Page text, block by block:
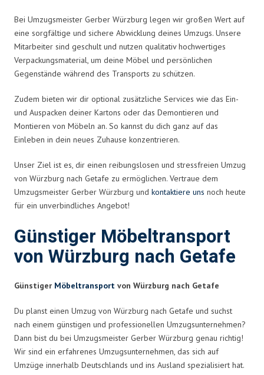
Bei Umzugsmeister Gerber Würzburg legen wir großen Wert auf
eine sorgfältige und sichere Abwicklung deines Umzugs. Unsere
Mitarbeiter sind geschult und nutzen qualitativ hochwertiges
Verpackungsmaterial, um deine Möbel und persönlichen
Gegenstände während des Transports zu schützen.
Zudem bieten wir dir optional zusätzliche Services wie das Ein-
und Auspacken deiner Kartons oder das Demontieren und
Montieren von Möbeln an. So kannst du dich ganz auf das
Einleben in dein neues Zuhause konzentrieren.
Unser Ziel ist es, dir einen reibungslosen und stressfreien Umzug
von Würzburg nach Getafe zu ermöglichen. Vertraue dem
Umzugsmeister Gerber Würzburg und kontaktiere uns noch heute
für ein unverbindliches Angebot!
Günstiger Möbeltransport
von Würzburg nach Getafe
Günstiger Möbeltransport von Würzburg nach Getafe
Du planst einen Umzug von Würzburg nach Getafe und suchst
nach einem günstigen und professionellen Umzugsunternehmen?
Dann bist du bei Umzugsmeister Gerber Würzburg genau richtig!
Wir sind ein erfahrenes Umzugsunternehmen, das sich auf
Umzüge innerhalb Deutschlands und ins Ausland spezialisiert hat.